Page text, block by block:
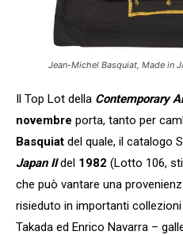
Jean-Michel Basquiat, Made in
Il Top Lot della Contemporary
novembre porta, tanto per
Basquiat del quale, il catalogo
Japan IIdel 1982 (Lotto 106,
che può vantare una
risieduto in importanti
Takada ed Enrico Navarra –